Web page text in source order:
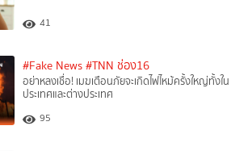
41
#Fake News #TNN ช่อง16
อย่าหลงเชื่อ! เมฆเตือนภัยจะเกิดไฟไหม้ครั้งใหญ่ทั้งใน
ประเทศและต่างประเทศ
95